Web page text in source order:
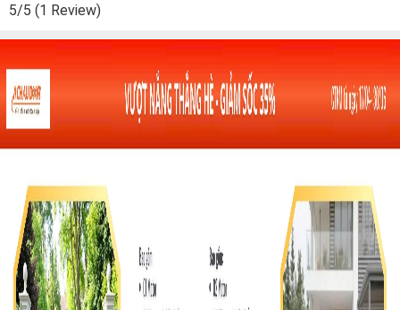
5/5 (1 Review)